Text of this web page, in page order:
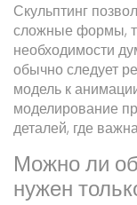
Скульптинг
сложные формы,
необходимости
обычно следует
модель к
моделирование
деталей, где
Можно ли
нужен